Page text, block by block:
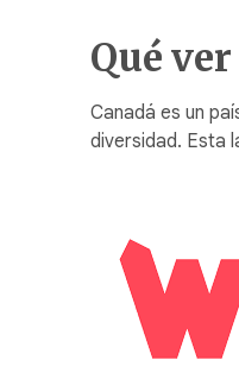
Qué
Canadá es un
diversidad. Esta